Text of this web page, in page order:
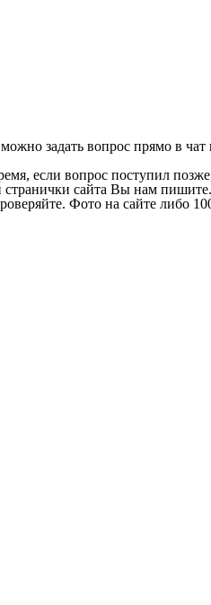
задать вопрос прямо в
если вопрос поступил
странички сайта Вы нам пишите.
Фото на сайте либо